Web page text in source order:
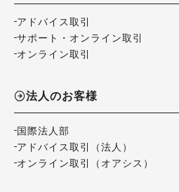
アドバイス取引
サポート・オンライン取引
オンライン取引
法人のお客様
国際法人部
アドバイス取引（法人）
オンライン取引（オアシス）